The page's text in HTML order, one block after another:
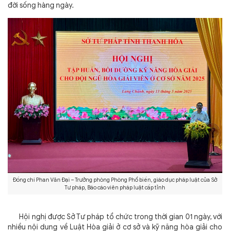
đời sống hàng ngày.
Đồng chí Phan Văn Đại – Trưởng phòng Phòng Phổ biến, giáo dục pháp luật của Sở
Tư pháp, Báo cáo viên pháp luật cấp tỉnh
Hội nghị được Sở Tư pháp tổ chức trong thời gian 01 ngày, với
nhiều nội dung về Luật Hòa giải ở cơ sở và kỹ năng hòa giải cho